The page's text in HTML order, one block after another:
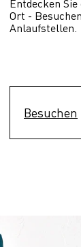
Entdecken
Ort -
Anlaufstellen.
Besuchen